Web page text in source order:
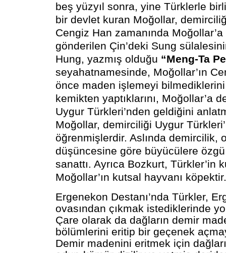
beş yüzyıl sonra, yine Türklerle
bir devlet kuran Moğollar,
Cengiz Han zamanında
gönderilen Çin’deki Sung
Hung, yazmış olduğu “Meng-Ta
seyahatnamesinde, Moğollar’ın
önce maden işlemeyi
kemikten yaptıklarını, Moğollar’a
Uygur Türkleri’nden geldiğini
Moğollar, demirciliği Uygur
öğrenmişlerdir. Aslında demircilik,
düşüncesine göre büyücülere
sanattı. Ayrıca Bozkurt, Türkler’in
Moğollar’ın kutsal hayvanı köpektir.
Ergenekon Destanı’nda Türkler,
ovasından çıkmak istediklerinde
Çare olarak da dağların demir
bölümlerini eritip bir geçenek
Demir madenini eritmek için